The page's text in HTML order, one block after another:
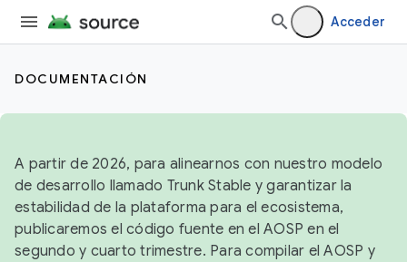
Acceder
DOCUMENTACIÓN
A partir de 2026, para alinearnos con nuestro modelo
de desarrollo llamado Trunk Stable y garantizar la
estabilidad de la plataforma para el ecosistema,
publicaremos el código fuente en el AOSP en el
segundo y cuarto trimestre. Para compilar el AOSP y